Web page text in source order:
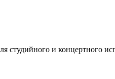
студийного и концертного